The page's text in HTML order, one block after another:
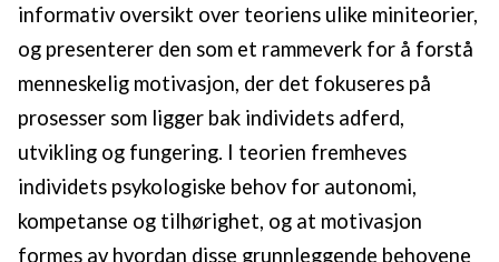
informativ oversikt over teoriens ulike miniteorier,
og presenterer den som et rammeverk for å forstå
menneskelig motivasjon, der det fokuseres på
prosesser som ligger bak individets adferd,
utvikling og fungering. I teorien fremheves
individets psykologiske behov for autonomi,
kompetanse og tilhørighet, og at motivasjon
formes av hvordan disse grunnleggende behovene